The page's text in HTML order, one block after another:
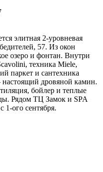
элитная 2-уровневая
57. Из окон
озеро и фонтан. Внутри
техника Miele,
паркет и сантехника
дровяной камин.
бойлер и теплые
Рядом ТЦ Замок и SPA
1-ого сентября.